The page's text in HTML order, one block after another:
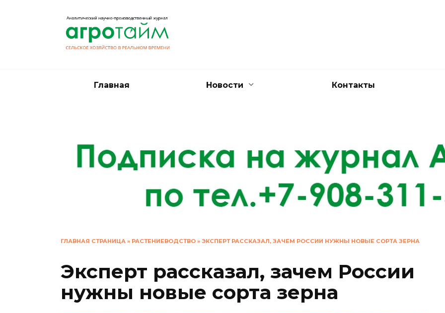
Главная Новости Контакты
ГЛАВНАЯ СТРАНИЦА » РАСТЕНИЕВОДСТВО » ЭКСПЕРТ РАССКАЗАЛ, ЗАЧЕМ РОССИИ НУЖНЫ НОВЫЕ СОРТА ЗЕРНА
Эксперт рассказал, зачем России
нужны новые сорта зерна